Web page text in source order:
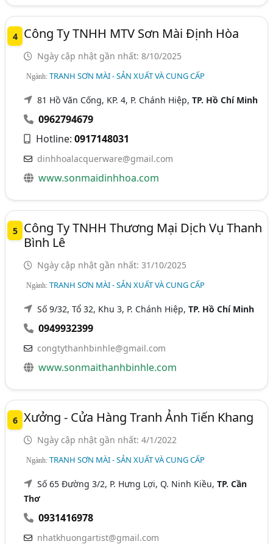
4 Công Ty TNHH MTV Sơn Mài Định Hòa
Ngày cập nhật gần nhất: 8/10/2025
Ngành:TRANH SƠN MÀI - SẢN XUẤT VÀ CUNG CẤP
81 Hồ Văn Cống, KP. 4, P. Chánh Hiệp,TP. Hồ Chí Minh
0962794679
Hotline:0917148031
dinhhoalacquerware@gmail.com
www.sonmaidinhhoa.com
5
Công Ty TNHH Thương Mại Dịch Vụ Thanh
Bình Lê
Ngày cập nhật gần nhất: 31/10/2025
Ngành:TRANH SƠN MÀI - SẢN XUẤT VÀ CUNG CẤP
Số 9/32, Tổ 32, Khu 3, P. Chánh Hiệp,TP. Hồ Chí Minh
0949932399
congtythanhbinhle@gmail.com
www.sonmaithanhbinhle.com
6 Xưởng - Cửa Hàng Tranh Ảnh Tiến Khang
Ngày cập nhật gần nhất: 4/1/2022
Ngành:TRANH SƠN MÀI - SẢN XUẤT VÀ CUNG CẤP
Số 65 Đường 3/2, P. Hưng Lợi, Q. Ninh Kiều,TP. Cần
Thơ
0931416978
nhatkhuongartist@gmail.com